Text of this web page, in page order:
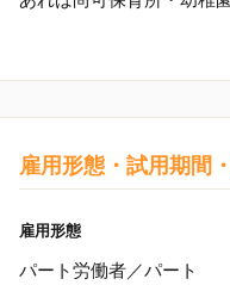
雇用形態・試用期間
雇用形態
パート労働者／パート